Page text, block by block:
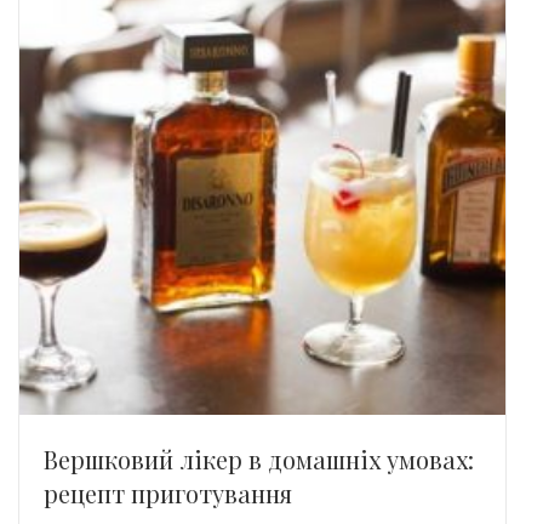
Вершковий лікер в домашніх умовах:
рецепт приготування